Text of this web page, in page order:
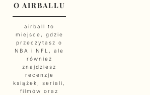
O AIRBALLU
airball to
miejsce, gdzie
przeczytasz o
NBA i NFL, ale
również
znajdziesz
recenzje
książek, seriali,
filmów oraz